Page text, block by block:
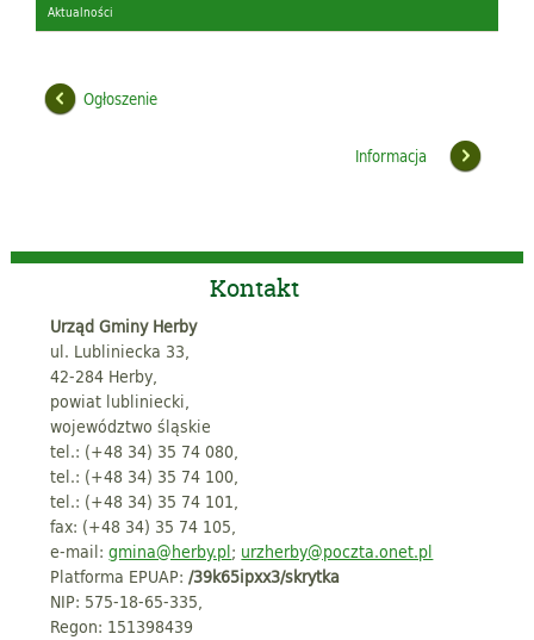
Aktualności
Ogłoszenie
Informacja
Kontakt
Urząd Gminy Herby
ul. Lubliniecka 33,
42-284 Herby,
powiat lubliniecki,
województwo śląskie
tel.: (+48 34) 35 74 080,
tel.: (+48 34) 35 74 100,
tel.: (+48 34) 35 74 101,
fax: (+48 34) 35 74 105,
e-mail:gmina@herby.pl; urzherby@poczta.onet.pl
Platforma EPUAP:/39k65ipxx3/skrytka
NIP: 575-18-65-335,
Regon: 151398439